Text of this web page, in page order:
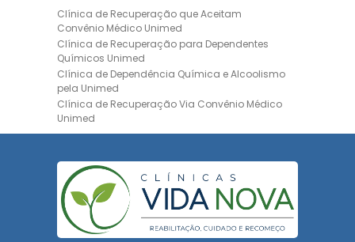
Clínica de Recuperação que Aceitam
Convênio Médico Unimed
Clínica de Recuperação para Dependentes
Químicos Unimed
Clínica de Dependência Química e Alcoolismo
pela Unimed
Clínica de Recuperação Via Convênio Médico
Unimed
Clínica de Recuperação Convênio Bradesco
Bradesco Saúde
Hospital Psiquiátrico para Dependentes
Químicos Unimed
Internação Unimed para Dependentes
Químicos